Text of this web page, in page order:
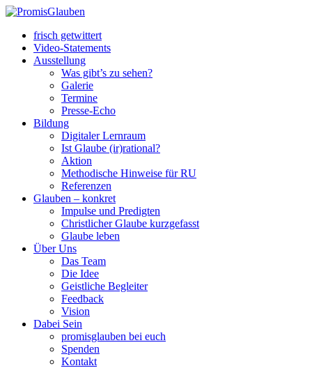
frisch getwittert
Video-Statements
Ausstellung
Was gibt’s zu sehen?
Galerie
Termine
Presse-Echo
Bildung
Digitaler Lernraum
Ist Glaube (ir)rational?
Aktion
Methodische Hinweise für RU
Referenzen
Glauben – konkret
Impulse und Predigten
Christlicher Glaube kurzgefasst
Glaube leben
Über Uns
Das Team
Die Idee
Geistliche Begleiter
Feedback
Vision
Dabei Sein
promisglauben bei euch
Spenden
Kontakt